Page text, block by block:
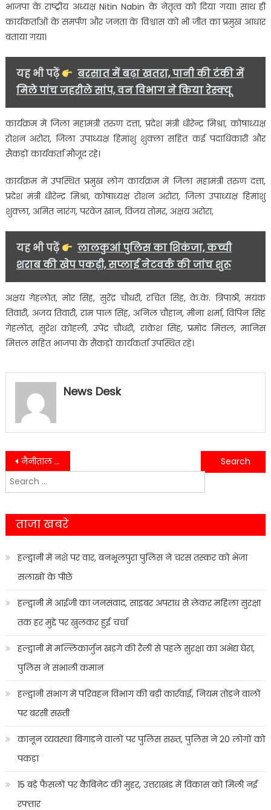
भाजपा के राष्ट्रीय अध्यक्ष Nitin Nabin के नेतृत्व को दिया गया। साथ ही
कार्यकर्ताओं के समर्पण और जनता के विश्वास को भी जीत का प्रमुख आधार
बताया गया।
यह भी पढ़ें
बरसात में बढ़ा खतरा, पानी की टंकी में
मिले पांच जहरीले सांप, वन विभाग ने किया रेस्क्यू
कार्यक्रम में जिला महामंत्री तरुण दत्ता, प्रदेश मंत्री धीरेन्द्र मिश्रा, कोषाध्यक्ष
रोशन अरोरा, जिला उपाध्यक्ष हिमांशु शुक्ला सहित कई पदाधिकारी और
सैकड़ों कार्यकर्ता मौजूद रहे।
कार्यक्रम में उपस्थित प्रमुख लोग कार्यक्रम में जिला महामंत्री तरुण दत्ता,
प्रदेश मंत्री धीरेन्द्र मिश्रा, कोषाध्यक्ष रोशन अरोरा, जिला उपाध्यक्ष हिमांशु
शुक्ला, अमित नारंग, परवेज खान, विजय तोमर, अक्षय अरोरा,
यह भी पढ़ें
लालकुआं पुलिस का शिकंजा, कच्ची
शराब की खेप पकड़ी, सप्लाई नेटवर्क की जांच शुरू
अक्षय गेहलोत, मोर सिंह, सुरेंद्र चौधरी, रचित सिंह, के.के. त्रिपाठी, मयंक
तिवारी, अजय तिवारी, राम पाल सिंह, अनिल चौहान, मीना शर्मा, विपिन सिंह
गेहलोत, सुरेश कोहली, उपेंद्र चौधरी, राकेश सिंह, प्रमोद मित्तल, मानिस
मित्तल सहित भाजपा के सैकड़ों कार्यकर्ता उपस्थित रहे।
News Desk
Post
navigation
नैनीताल में दर्दनाक हादसा, 300 मीटर गहरी खाई में गिरी थार, एक युवक की मौत – दो घायल
तीन राज्यों में जीत पर बोले अजय भट्ट—देश विकास के नए दौर में
Search
for:
ताजा खबरे
हल्द्वानी में नशे पर वार, बनभूलपुरा पुलिस ने चरस तस्कर को भेजा
सलाखों के पीछे
हल्द्वानी में आईजी का जनसंवाद, साइबर अपराध से लेकर महिला सुरक्षा
तक हर मुद्दे पर खुलकर हुई चर्चा
हल्द्वानी में मल्लिकार्जुन खड़गे की रैली से पहले सुरक्षा का अभेद्य घेरा,
पुलिस ने संभाली कमान
हल्द्वानी संभाग में परिवहन विभाग की बड़ी कार्रवाई, नियम तोड़ने वालों
पर बरसी सख्ती
कानून व्यवस्था बिगाड़ने वालों पर पुलिस सख्त, पुलिस ने 20 लोगों को
पकड़ा
15 बड़े फैसलों पर कैबिनेट की मुहर, उत्तराखंड में विकास को मिली नई
रफ्तार